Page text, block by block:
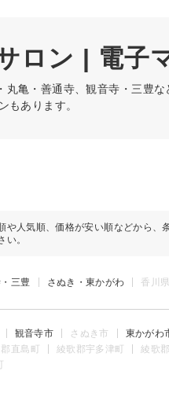
ロン | 電子
亀・善通寺、観音寺・三豊
もあります。
や人気順、価格が安い順などから、
い。
三豊 さぬき・東かがわ 香川
観音寺市 さぬき市 東かがわ
直島町 綾歌郡宇多津町 綾歌